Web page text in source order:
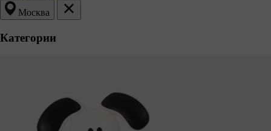
Москва
Категории